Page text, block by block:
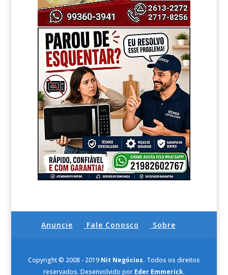
Anuncie Fale Conosco Sobre
Copyright © 2008 - 2019 Nit Negócios. Todos os direitos
reservados. Desenvolvido por Eder Emmerick.